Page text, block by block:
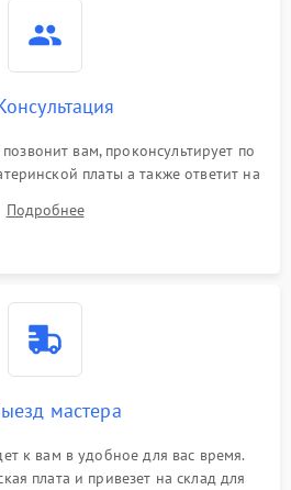
вам, проконсультирует по
платы а также ответит на
Подробнее
мастера
к вам в удобное для вас время.
плата и привезет на склад для